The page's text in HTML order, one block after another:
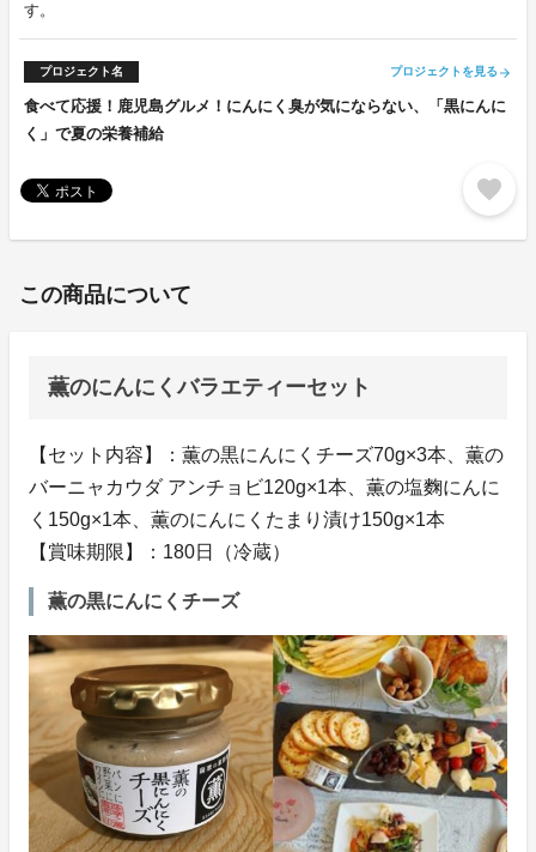
す。
プロジェクト名 プロジェクトを見る arrow_forward
食べて応援！鹿児島グルメ！にんにく臭が気にならない、「黒にんに
く」で夏の栄養補給
favorite
この商品について
薫のにんにくバラエティーセット
【セット内容】：薫の黒にんにくチーズ70g×3本、薫の
バーニャカウダ アンチョビ120g×1本、薫の塩麴にんに
く150g×1本、薫のにんにくたまり漬け150g×1本
【賞味期限】：180日（冷蔵）
薫の黒にんにくチーズ